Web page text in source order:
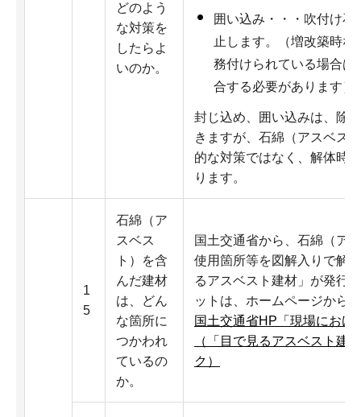
どのよう
な対策を
したらよ
いのか。
囲い込み・・・吹付け
止します。（増改築時
務付けられている場合は
合する必要があります）
封じ込め、囲い込みは、除
きますが、石綿（アスベス
的な対策ではなく、解体時
ります。
1
5
石綿（ア
スベス
ト）を含
んだ建材
は、どん
な箇所に
つかわれ
ているの
か。
国土交通省から、石綿（ア
使用箇所等を図解入りで解
るアスベスト建材」が発行
ットは、ホームページから
国土交通省HP「現場におけ
（「目で見るアスベスト建
ク）